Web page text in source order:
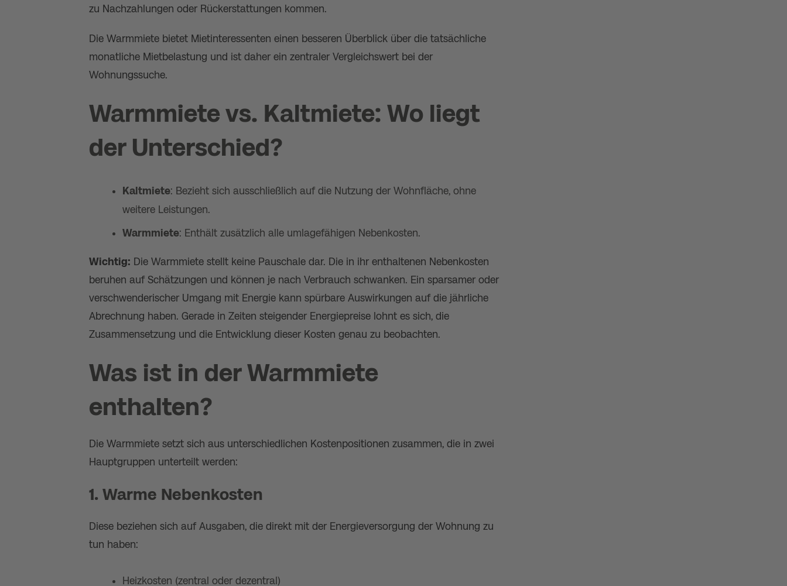
zu Nachzahlungen oder Rückerstattungen kommen.
Die Warmmiete bietet Mietinteressenten einen besseren Überblick über die tatsächliche
monatliche Mietbelastung und ist daher ein zentraler Vergleichswert bei der
Wohnungssuche.
Warmmiete vs. Kaltmiete: Wo liegt
der Unterschied?
Kaltmiete: Bezieht sich ausschließlich auf die Nutzung der Wohnfläche, ohne
weitere Leistungen.
Warmmiete: Enthält zusätzlich alle umlagefähigen Nebenkosten.
Wichtig: Die Warmmiete stellt keine Pauschale dar. Die in ihr enthaltenen Nebenkosten
beruhen auf Schätzungen und können je nach Verbrauch schwanken. Ein sparsamer oder
verschwenderischer Umgang mit Energie kann spürbare Auswirkungen auf die jährliche
Abrechnung haben. Gerade in Zeiten steigender Energiepreise lohnt es sich, die
Zusammensetzung und die Entwicklung dieser Kosten genau zu beobachten.
Was ist in der Warmmiete
enthalten?
Die Warmmiete setzt sich aus unterschiedlichen Kostenpositionen zusammen, die in zwei
Hauptgruppen unterteilt werden:
1. Warme Nebenkosten
Diese beziehen sich auf Ausgaben, die direkt mit der Energieversorgung der Wohnung zu
tun haben:
Heizkosten (zentral oder dezentral)